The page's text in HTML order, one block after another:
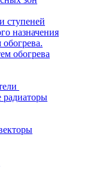
ступеней
назначения
обогрева